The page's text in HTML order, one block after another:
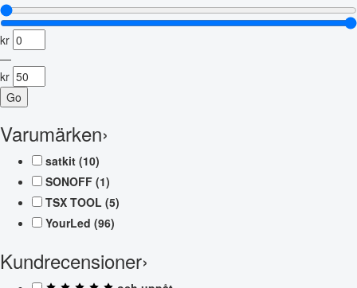
kr
—
kr
Go
Varumärken›
satkit (10)
SONOFF (1)
TSX TOOL (5)
YourLed (96)
Kundrecensioner›